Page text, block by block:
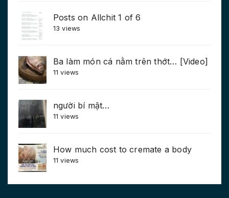
Posts on Allchit 1 of 6
13 views
Ba làm món cá nằm trên thớt… [Video]
11 views
người bí mật…
11 views
How much cost to cremate a body
11 views